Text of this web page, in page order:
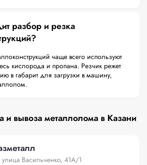
разбор и резка
чаще всего используют
кислорода и пропана. Резчик режет
в габарит для загрузки в машину,
и вывоза металлолома в Казани
улица Васильченко, 41А/1